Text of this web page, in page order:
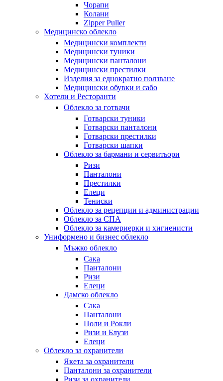
Чорапи
Колани
Zipper Puller
Медицинско облекло
Медицински комплекти
Медицински туники
Медицински панталони
Медицински престилки
Изделия за еднократно ползване
Медицински обувки и сабо
Хотели и Ресторанти
Облекло за готвачи
Готварски туники
Готварски панталони
Готварски престилки
Готварски шапки
Облекло за бармани и сервитьори
Ризи
Панталони
Престилки
Елеци
Тениски
Облекло за рецепции и администрации
Облекло за СПА
Облекло за камериерки и хигиенисти
Униформено и бизнес облекло
Мъжко облекло
Сака
Панталони
Ризи
Елеци
Дамско облекло
Сака
Панталони
Поли и Рокли
Ризи и Блузи
Елеци
Облекло за охранители
Якета за охранители
Панталони за охранители
Ризи за охранители